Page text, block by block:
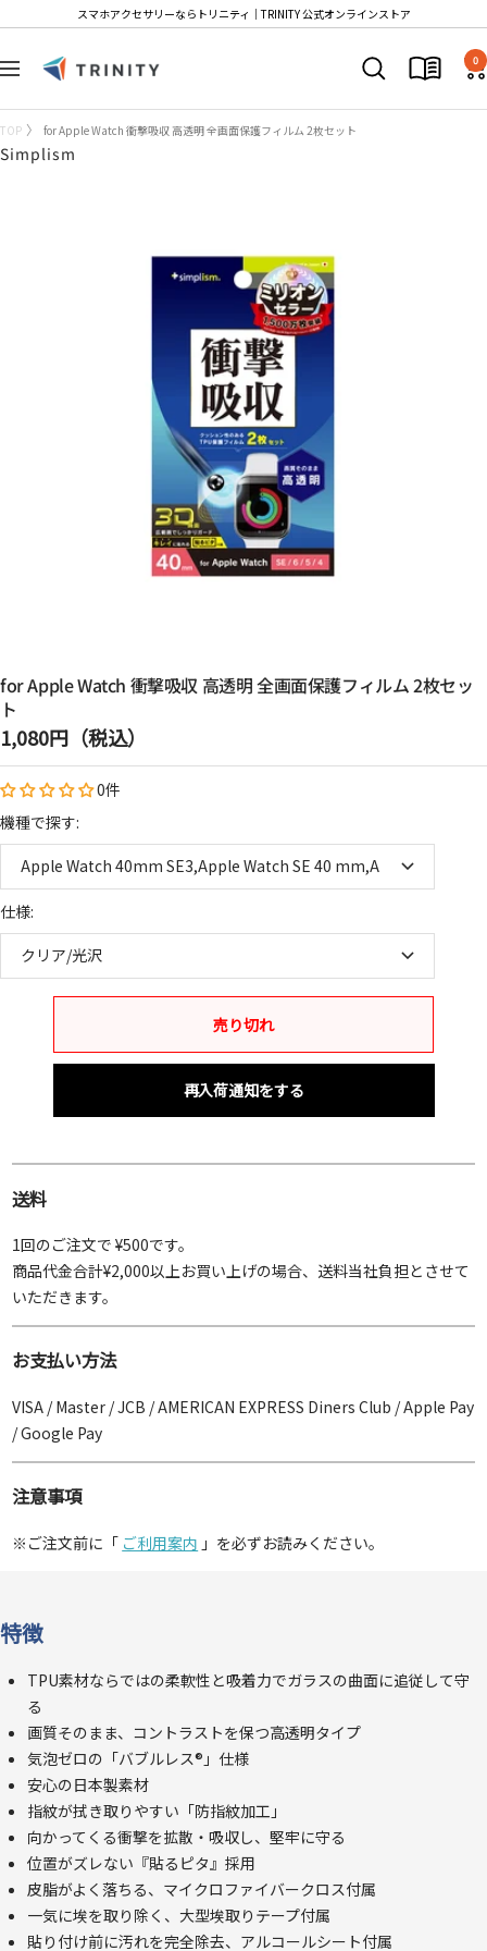
テ
ツ
へ
スマホアクセサリーならトリニティ│TRINITY 公式オンラインストア
ナ
ゲ
ー
Trinity
0
TOP for Apple Watch 衝撃吸収 高透明 全画面保護フィルム 2枚セット
Simplism
for Apple Watch 衝撃吸収 高透明 全画面保護フィルム 2枚セッ
ト
セ
ー
ル
価
格
1,080円（税込）
0件
機種で探す:
Apple Watch 40mm SE3,Apple Watch SE 40 mm,Apple Watch
仕様:
クリア/光沢
売り切れ
再入荷通知をする
送料
1回のご注文で ¥500です。
商品代金合計¥2,000以上お買い上げの場合、送料当社負担とさせて
いただきます。
お支払い方法
VISA / Master / JCB / AMERICAN EXPRESS Diners Club / Apple Pay
/ Google Pay
注意事項
※ご注文前に「 ご利用案内 」を必ずお読みください。
特徴
TPU素材ならではの柔軟性と吸着力でガラスの曲面に追従して守
る
画質そのまま、コントラストを保つ高透明タイプ
気泡ゼロの「バブルレス®」仕様
安心の日本製素材
指紋が拭き取りやすい「防指紋加工」
向かってくる衝撃を拡散・吸収し、堅牢に守る
位置がズレない『貼るピタ』採用
皮脂がよく落ちる、マイクロファイバークロス付属
一気に埃を取り除く、大型埃取りテープ付属
貼り付け前に汚れを完全除去、アルコールシート付属